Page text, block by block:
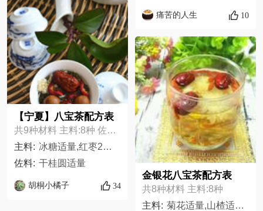
【宁夏】八宝茶配方表
共9种材料 主料:8种 佐料:1种
主料: 冰糖适量,红枣2颗,茶叶1小搓,酸枣2颗,山楂片4片,菊花3朵,枸杞适量,葡萄干适量
佐料: 干桂圆适量
胡桐小橘子 34
痛苦的人生 10
金银花八宝茶配方表
共8种材料 主料:8种
主料: 菊花适量,山楂适量,枸杞适量,金银花适量,红枣适量,冰糖10克,陈皮适量,茶叶适量,